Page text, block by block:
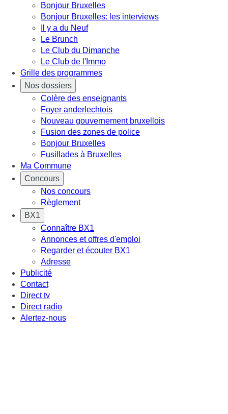
Bonjour Bruxelles
Bonjour Bruxelles: les interviews
Il y a du Neuf
Le Brunch
Le Club du Dimanche
Le Club de l'Immo
Grille des programmes
Nos dossiers
Colère des enseignants
Foyer anderlechtois
Nouveau gouvernement bruxellois
Fusion des zones de police
Bonjour Bruxelles
Fusillades à Bruxelles
Ma Commune
Concours
Nos concours
Règlement
BX1
Connaître BX1
Annonces et offres d'emploi
Regarder et écouter BX1
Adresse
Publicité
Contact
Direct tv
Direct radio
Alertez-nous